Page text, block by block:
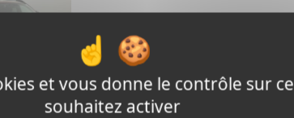
et vous donne le contrôle sur
souhaitez activer